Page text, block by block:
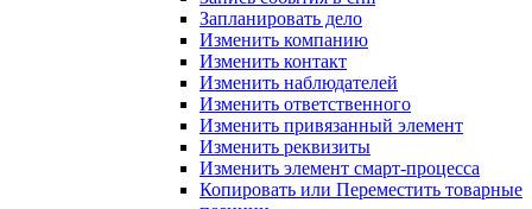
Запланировать дело
Изменить компанию
Изменить контакт
Изменить наблюдателей
Изменить ответственного
Изменить привязанный элемент
Изменить реквизиты
Изменить элемент смарт-процесса
Копировать или Переместить товарные